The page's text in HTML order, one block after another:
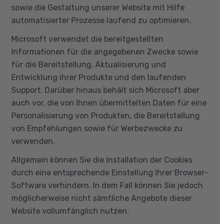
sowie die Gestaltung unserer Website mit Hilfe
automatisierter Prozesse laufend zu optimieren.
Microsoft verwendet die bereitgestellten
Informationen für die angegebenen Zwecke sowie
für die Bereitstellung, Aktualisierung und
Entwicklung ihrer Produkte und den laufenden
Support. Darüber hinaus behält sich Microsoft aber
auch vor, die von Ihnen übermittelten Daten für eine
Personalisierung von Produkten, die Bereitstellung
von Empfehlungen sowie für Werbezwecke zu
verwenden.
Allgemein können Sie die Installation der Cookies
durch eine entsprechende Einstellung Ihrer Browser-
Software verhindern. In dem Fall können Sie jedoch
möglicherweise nicht sämtliche Angebote dieser
Website vollumfänglich nutzen.